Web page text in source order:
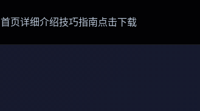
首页详细介绍技巧指南点击下载